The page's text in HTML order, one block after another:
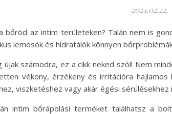
2024.02.22.
bőröd az intim területeken? Talán nem is
lemosók és hidratálók könnyen
számodra, ez a cikk neked szól! Nem
vékony, érzékeny és irritációra
viszketéshez vagy akár égési sérülésekhez
intim bőrápolási terméket találhatsz a